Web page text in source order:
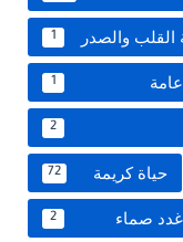
القلب والصدر 1
1
2
حياة كريمة 72
صماء 2